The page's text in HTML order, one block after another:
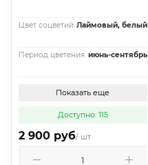
Цвет соцветий Лаймовый, белый
Период цветения июнь-сентябрь
Показать еще
Доступно: 115
2 900 руб/ шт